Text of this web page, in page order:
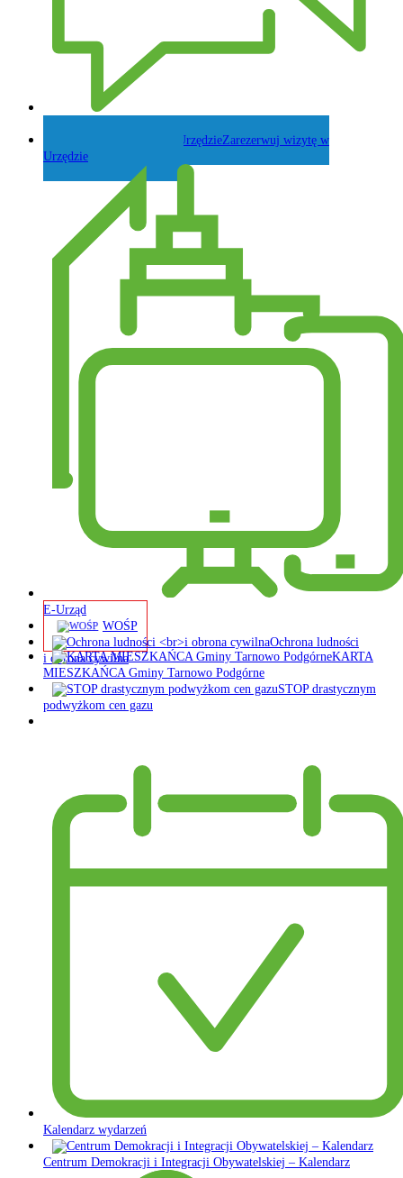
Zarezerwuj wizytę w
Urzędzie
E-Urząd
WOŚP
Ochrona ludności
i obrona cywilna
KARTA
MIESZKAŃCA Gminy Tarnowo Podgórne
STOP drastycznym
podwyżkom cen gazu
Kalendarz wydarzeń
Centrum Demokracji i Integracji Obywatelskiej – Kalendarz